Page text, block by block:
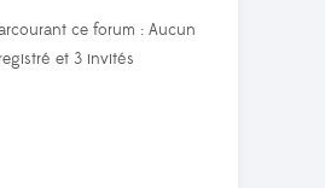
ce forum : Aucun
et 3 invités